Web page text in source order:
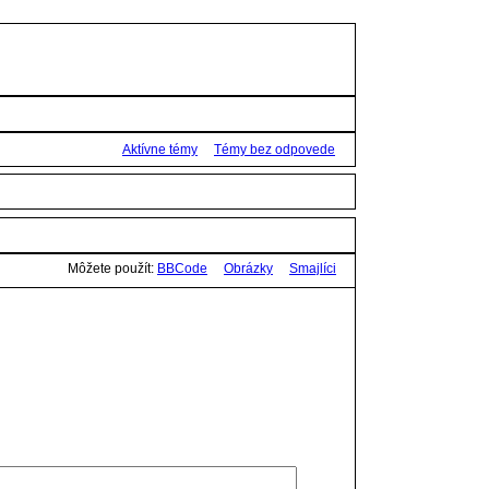
Aktívne témy Témy bez odpovede
Môžete použít: BBCode Obrázky Smajlíci